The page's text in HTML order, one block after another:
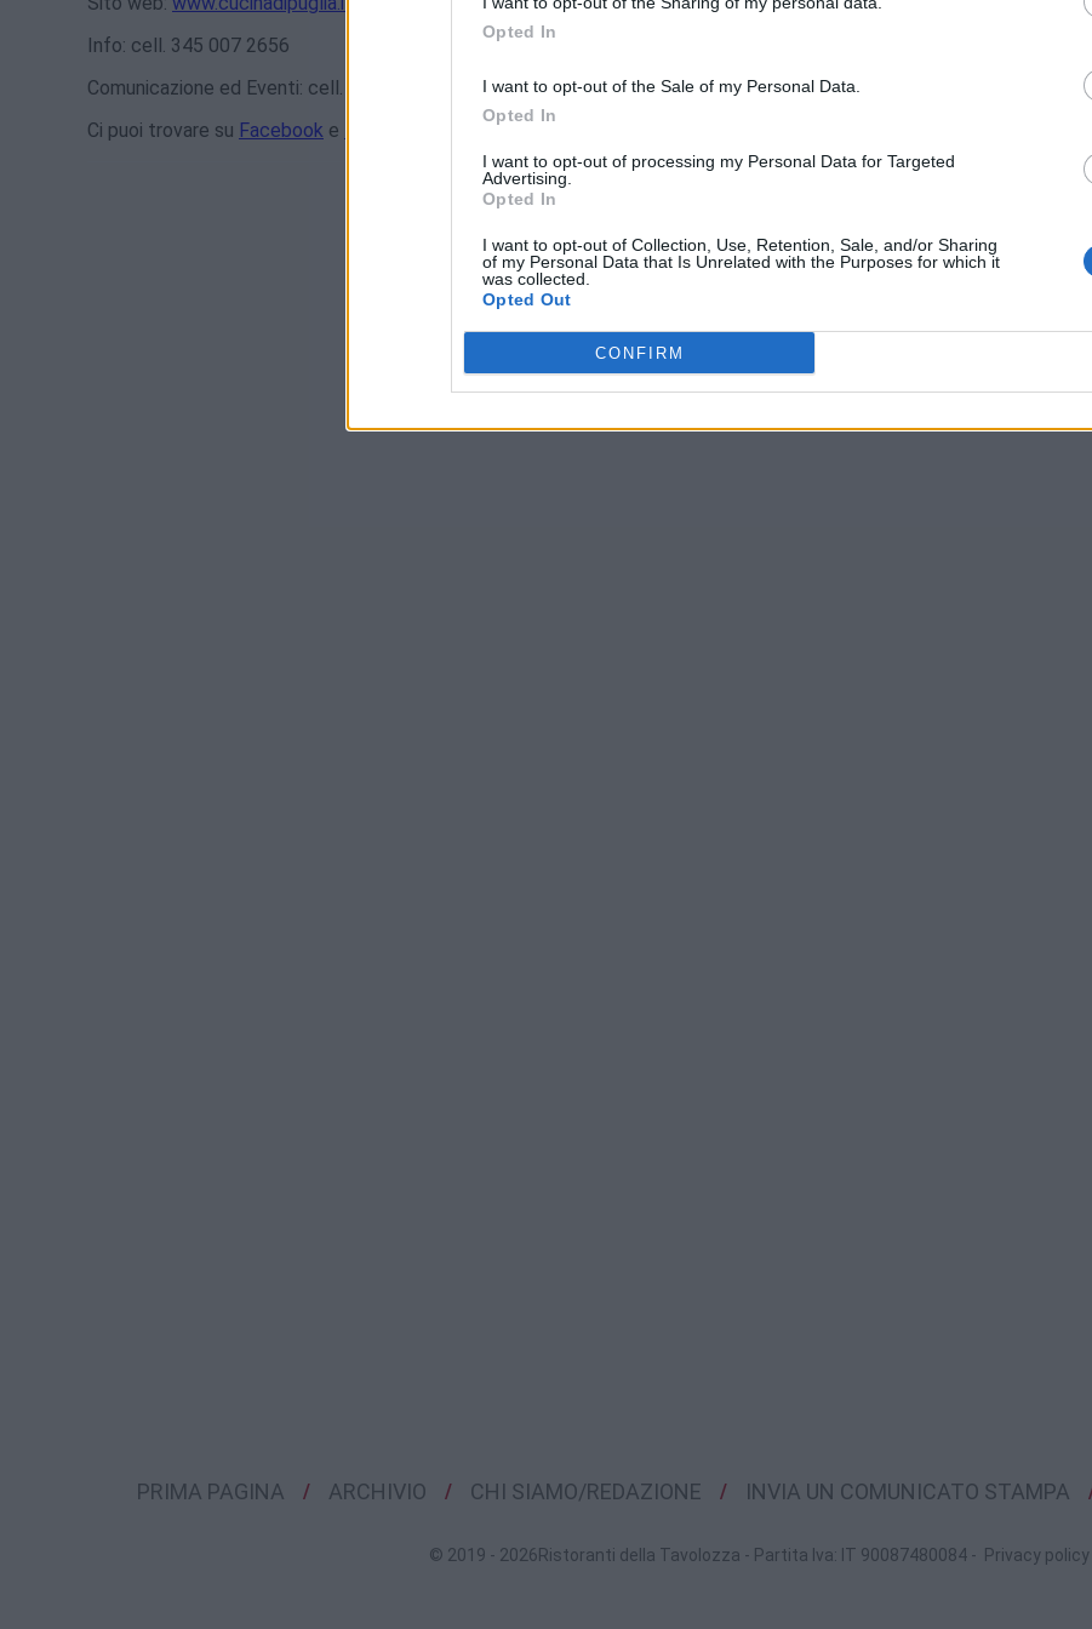
Opted In
I want to opt-out of the Sale of my Personal Data.
Opted In
I want to opt-out of processing my Personal Data for Targeted
Advertising.
Opted In
I want to opt-out of Collection, Use, Retention, Sale, and/or Sharing
of my Personal Data that Is Unrelated with the Purposes for which it
was collected.
Opted Out
CONFIRM
Info: cell. 345 007 2656
Comunicazione ed Eventi: cell. 349 4179852
Ci puoi trovare su Facebook e
PRIMA PAGINA ARCHIVIO CHI SIAMO/REDAZIONE INVIA UN COMUNICATO STAMPA
© 2019 - 2026Ristoranti della Tavolozza - Partita Iva: IT 90087480084 - Privacy policy|